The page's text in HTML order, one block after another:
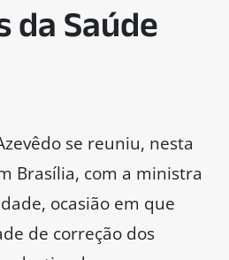
da Saúde
se reuniu, nesta
Brasília, com a ministra
ocasião em que
de correção dos